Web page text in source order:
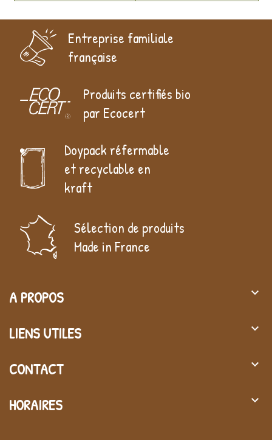
Entreprise familiale
française
Produits certifiés bio
par Ecocert
Doypack réfermable
et recyclable en
kraft
Sélection de produits
Made in France
A PROPOS keyboard_arrow_down
LIENS UTILES keyboard_arrow_down
CONTACT keyboard_arrow_down
HORAIRES keyboard_arrow_down